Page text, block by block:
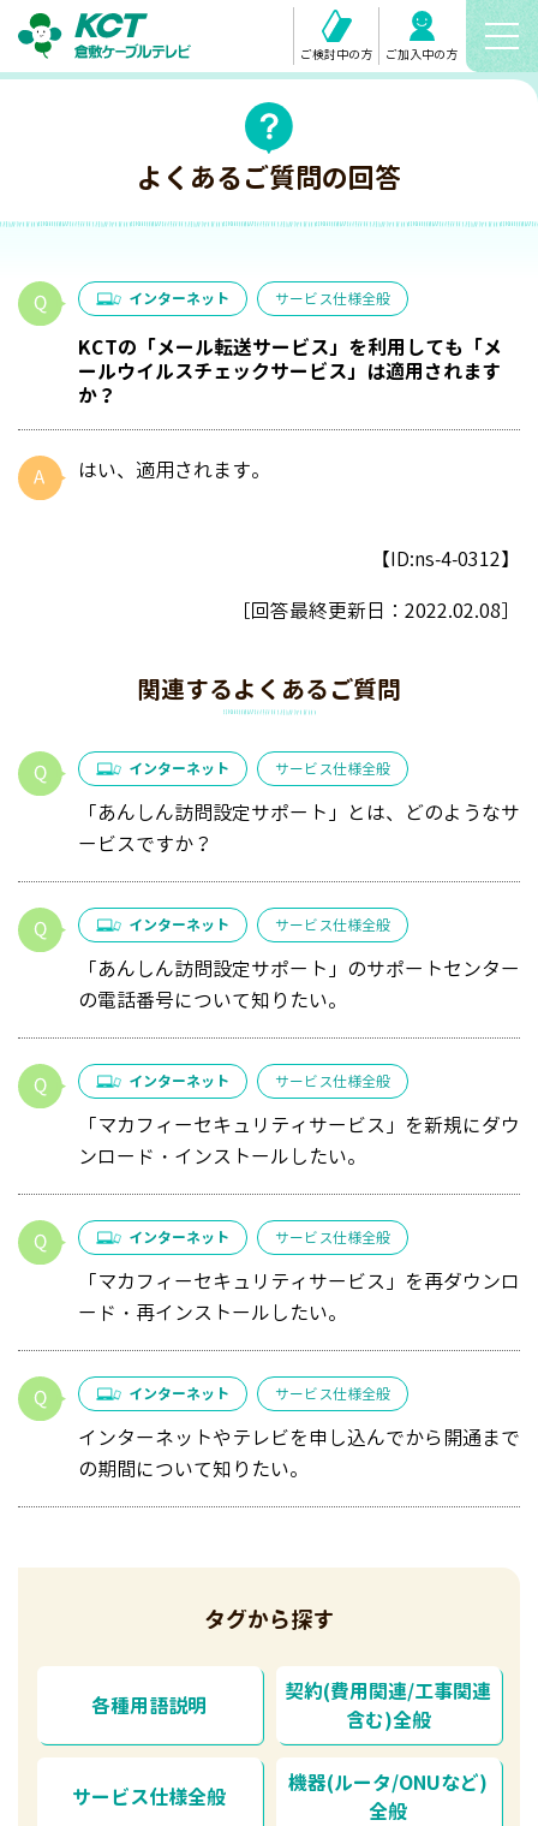
ご検討中の方 ご加入中の方
よくあるご質問の回答
インターネット サービス仕様全般
KCTの「メール転送サービス」を利用しても「メ
ールウイルスチェックサービス」は適用されます
か？
はい、適用されます。
【ID:ns-4-0312】
［回答最終更新日： 2022.02.08］
関連するよくあるご質問
インターネット サービス仕様全般
「あんしん訪問設定サポート」とは、どのようなサ
ービスですか？
インターネット サービス仕様全般
「あんしん訪問設定サポート」のサポートセンター
の電話番号について知りたい。
インターネット サービス仕様全般
「マカフィーセキュリティサービス」を新規にダウ
ンロード・インストールしたい。
インターネット サービス仕様全般
「マカフィーセキュリティサービス」を再ダウンロ
ード・再インストールしたい。
インターネット サービス仕様全般
インターネットやテレビを申し込んでから開通まで
の期間について知りたい。
タグから探す
各種用語説明
契約(費用関連/工事関連
含む)全般
サービス仕様全般
機器(ルータ/ONUなど)
全般